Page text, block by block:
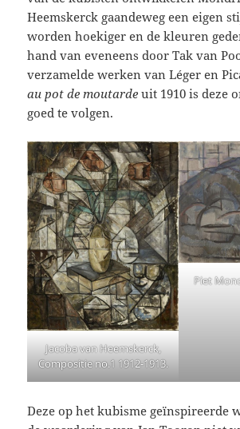
Heemskerck gaandeweg een eigen
worden hoekiger en de kleuren
hand van eveneens door Tak van
verzamelde werken van Léger en
au pot de moutarde uit 1910 is deze
goed te volgen.
Jacoba van Heemskerck,
Compositie no.1 1912-1913.
Piet
Deze op het kubisme geïnspireerde